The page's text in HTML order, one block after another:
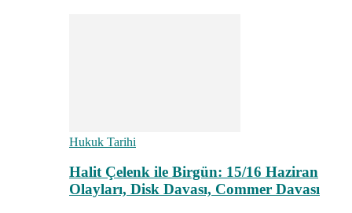
Hukuk Tarihi
Halit Çelenk ile Birgün: 15/16 Haziran
Olayları, Disk Davası, Commer Davası